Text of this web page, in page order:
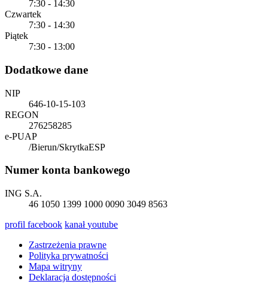
7:30 - 14:30
Czwartek
7:30 - 14:30
Piątek
7:30 - 13:00
Dodatkowe dane
NIP
646-10-15-103
REGON
276258285
e-PUAP
/Bierun/SkrytkaESP
Numer konta bankowego
ING S.A.
46 1050 1399 1000 0090 3049 8563
profil facebook kanałyoutube
Zastrzeżenia prawne
Polityka prywatności
Mapa witryny
Deklaracja dostępności